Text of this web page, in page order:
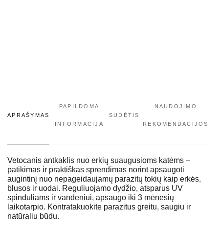
APRAŠYMAS
PAPILDOMA
INFORMACIJA
SUDĖTIS
NAUDOJIMO
REKOMENDACIJOS
Vetocanis antkaklis nuo erkių suaugusioms katėms –
patikimas ir praktiškas sprendimas norint apsaugoti
augintinį nuo nepageidaujamų parazitų tokių kaip erkės,
blusos ir uodai. Reguliuojamo dydžio, atsparus UV
spinduliams ir vandeniui, apsaugo iki 3 mėnesių
laikotarpio. Kontratakuokite parazitus greitu, saugiu ir
natūraliu būdu.